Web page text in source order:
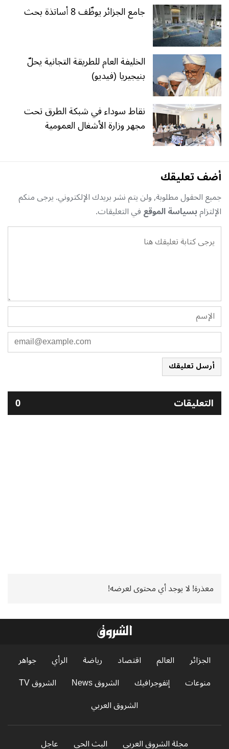
جامع الجزائر يوظّف 8 أساتذة بحث
الخليفة العام للطريقة التجانية يحلّ
بنيجيريا (فيديو)
نقاط سوداء في شبكة الطرق تحت
مجهر وزارة الأشغال العمومية
أضف تعليقك
جميع الحقول مطلوبة, ولن يتم نشر بريدك الإلكتروني. يرجى منكم
الإلتزامبسياسة الموقعفي التعليقات.
أرسل تعليقك
التعليقات 0
معذرة! لا يوجد أي محتوى لعرضه!
الجزائر العالم اقتصاد رياضة الرأي
جواهر
منوعات
إنفوجرافيك الشروق News
الشروق TV
الشروق العربي
مجلة الشروق العربي البث الحي عاجل